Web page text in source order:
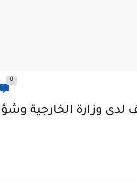
0
لدى وزارة الخارجية